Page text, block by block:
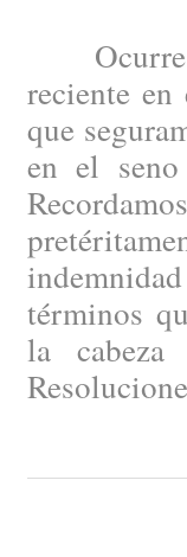
Ocurre
reciente
que
en el
términos
la